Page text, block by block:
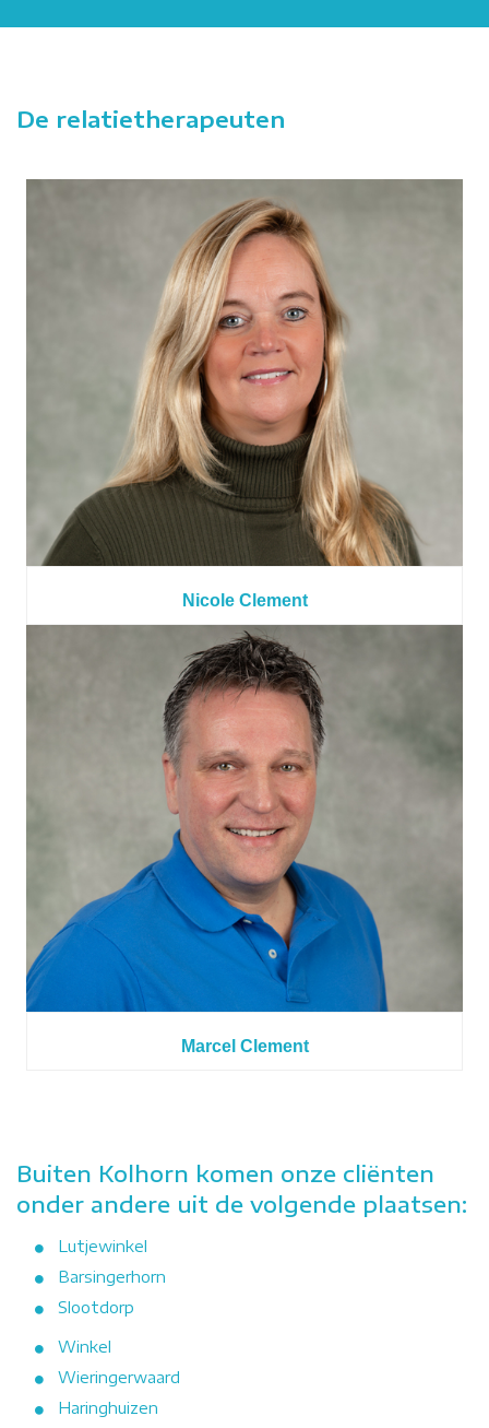
De relatietherapeuten
Nicole Clement
Marcel Clement
Buiten Kolhorn komen onze cliënten
onder andere uit de volgende plaatsen:
Lutjewinkel
Barsingerhorn
Slootdorp
Winkel
Wieringerwaard
Haringhuizen